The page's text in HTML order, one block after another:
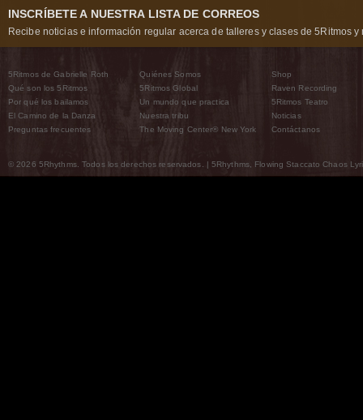
INSCRÍBETE A NUESTRA LISTA DE CORREOS
Recibe noticias e información regular acerca de talleres y clases de 5Ritmos y
5Ritmos de Gabrielle Roth
Qué son los 5Ritmos
Por qué los bailamos
El Camino de la Danza
Preguntas frecuentes
Quiénes Somos
5Ritmos Global
Un mundo que practica
Nuestra tribu
The Moving Center® New York
Shop
Raven Recording
5Ritmos Teatro
Noticias
Contáctanos
© 2026 5Rhythms. Todos los derechos reservados. | 5Rhythms, Flowing Staccato Chaos